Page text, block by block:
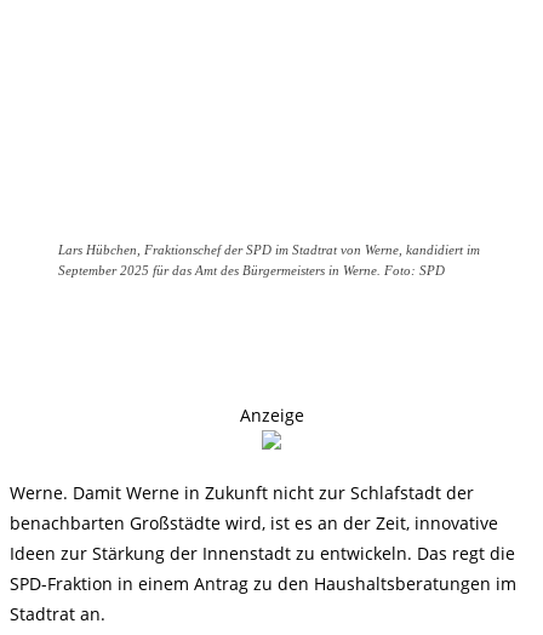
Lars Hübchen, Fraktionschef der SPD im Stadtrat von Werne, kandidiert im
September 2025 für das Amt des Bürgermeisters in Werne. Foto: SPD
Anzeige
Werne. Damit Werne in Zukunft nicht zur Schlafstadt der
benachbarten Großstädte wird, ist es an der Zeit, innovative
Ideen zur Stärkung der Innenstadt zu entwickeln. Das regt die
SPD-Fraktion in einem Antrag zu den Haushaltsberatungen im
Stadtrat an.